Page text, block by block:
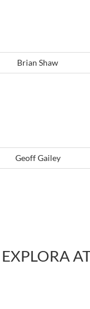
Brian Shaw
Geoff Gailey
EXPLORA